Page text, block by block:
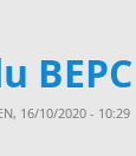
BEPC
16/10/2020 - 10:29